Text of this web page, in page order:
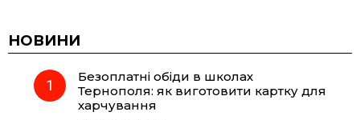
c
e e t
НОВИНИ
Безоплатні обіди в школах
Тернополя: як виготовити картку для
харчування